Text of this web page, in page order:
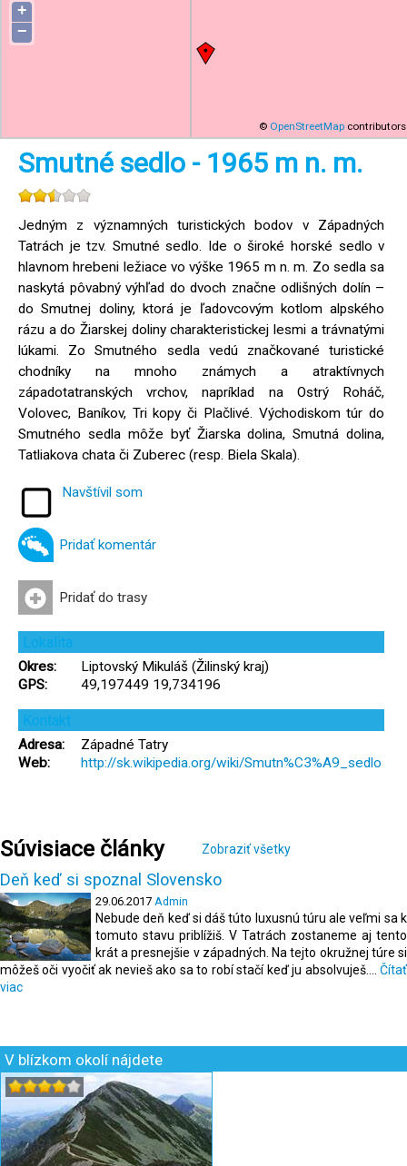
+
−
© OpenStreetMap contributors
Smutné sedlo - 1965 m n. m.
Jedným z významných turistických bodov v Západných
Tatrách je tzv. Smutné sedlo. Ide o široké horské sedlo v
hlavnom hrebeni ležiace vo výške 1965 m n. m. Zo sedla sa
naskytá pôvabný výhľad do dvoch značne odlišných dolín –
do Smutnej doliny, ktorá je ľadovcovým kotlom alpského
rázu a do Žiarskej doliny charakteristickej lesmi a trávnatými
lúkami. Zo Smutného sedla vedú značkované turistické
chodníky na mnoho známych a atraktívnych
západotatranských vrchov, napríklad na Ostrý Roháč,
Volovec, Baníkov, Tri kopy či Plačlivé. Východiskom túr do
Smutného sedla môže byť Žiarska dolina, Smutná dolina,
Tatliakova chata či Zuberec (resp. Biela Skala).
Navštívil som
Pridať komentár
Pridať do trasy
Lokalita
Okres:
Liptovský Mikuláš (Žilinský kraj)
GPS:
49,197449 19,734196
Kontakt
Adresa:
Západné Tatry
Web:
http://sk.wikipedia.org/wiki/Smutn%C3%A9_sedlo
Súvisiace články Zobraziť všetky
Deň keď si spoznal Slovensko
29.06.2017 Admin
Nebude deň keď si dáš túto luxusnú túru ale veľmi sa k
tomuto stavu priblížiš. V Tatrách zostaneme aj tento
krát a presnejšie v západných. Na tejto okružnej túre si
môžeš oči vyočiť ak nevieš ako sa to robí stačí keď ju absolvuješ.... Čítať
viac
V blízkom okolí nájdete